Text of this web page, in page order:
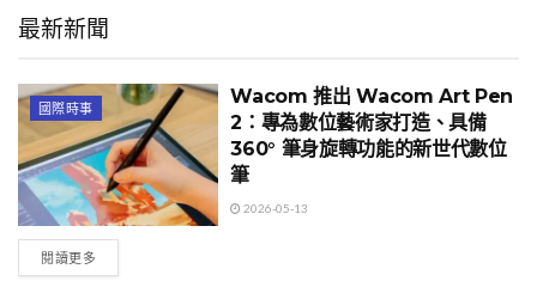
最新新聞
國際時事
Wacom 推出 Wacom Art Pen
2：專為數位藝術家打造、具備
360° 筆身旋轉功能的新世代數位
筆
2026-05-13
閱讀更多